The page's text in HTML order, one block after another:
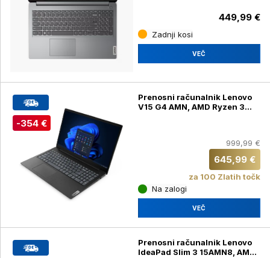
449,99 €
Zadnji kosi
VEČ
-354 €
Prenosni računalnik Lenovo
V15 G4 AMN, AMD Ryzen 3
999,99 €
645,99 €
za 100 Zlatih točk
Na zalogi
VEČ
Prenosni računalnik Lenovo
IdeaPad Slim 3 15AMN8, AMD